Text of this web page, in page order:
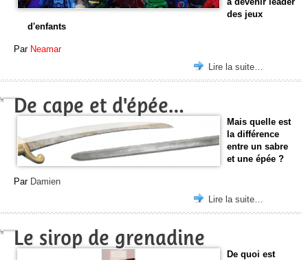
des jeux
d'enfants
Par Neamar
Lire la suite…
De cape et d'épée…
Mais quelle est
la différence
entre un sabre
et une épée ?
Par Damien
Lire la suite…
Le sirop de grenadine
De quoi est